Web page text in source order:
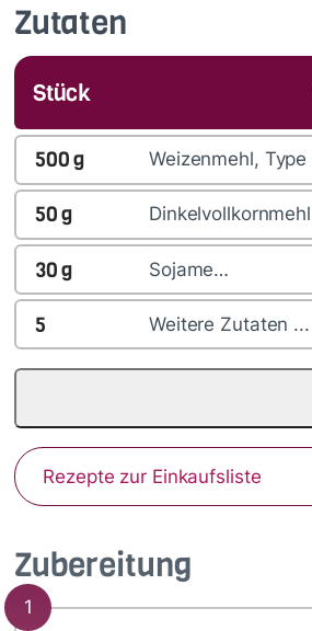
Zubereitung
1
Zutaten
Stück
500g Weizenmehl,
50g Dinkelvollkornmehl
30g Sojame…
5 Weitere Zutaten ...
Rezepte zur Einkaufsliste